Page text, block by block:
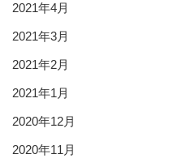
2021年4月
2021年3月
2021年2月
2021年1月
2020年12月
2020年11月